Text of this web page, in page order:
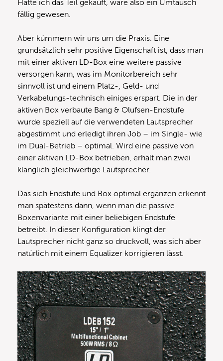
Hätte ich das Teil gekauft, wäre also ein Umtausch
fällig gewesen.
Aber kümmern wir uns um die Praxis. Eine
grundsätzlich sehr positive Eigenschaft ist, dass man
mit einer aktiven LD-Box eine weitere passive
versorgen kann, was im Monitorbereich sehr
sinnvoll ist und einem Platz-, Geld- und
Verkabelungs-technisch einiges erspart. Die in der
aktiven Box verbaute Bang & Olufsen-Endstufe
wurde speziell auf die verwendeten Lautsprecher
abgestimmt und erledigt ihren Job – im Single- wie
im Dual-Betrieb – optimal. Wird eine passive von
einer aktiven LD-Box betrieben, erhält man zwei
klanglich gleichwertige Lautsprecher.
Das sich Endstufe und Box optimal ergänzen erkennt
man spätestens dann, wenn man die passive
Boxenvariante mit einer beliebigen Endstufe
betreibt. In dieser Konfiguration klingt der
Lautsprecher nicht ganz so druckvoll, was sich aber
natürlich mit einem Equalizer korrigieren lässt.